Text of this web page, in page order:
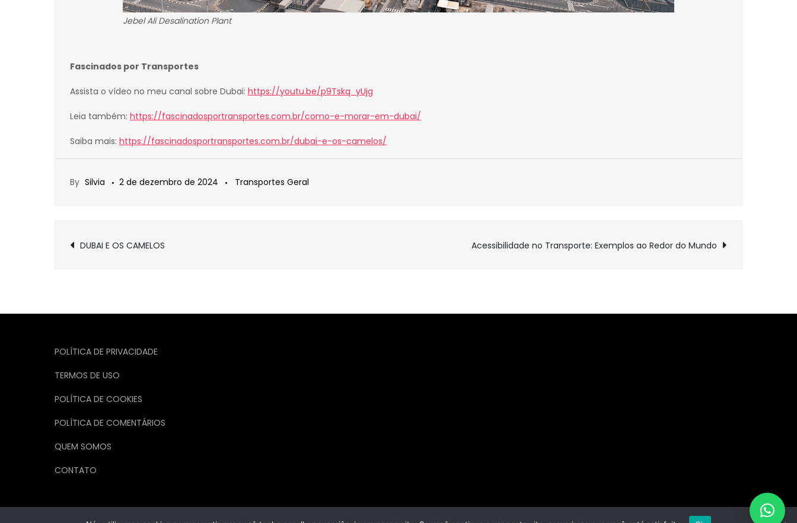
Jebel Ali Desalination Plant
Fascinados por Transportes
Assista o vídeo no meu canal sobre Dubai: https://youtu.be/p9Tskq_yUjg
Leia também: https://fascinadosportransportes.com.br/como-e-morar-em-dubai/
Saiba mais: https://fascinadosportransportes.com.br/dubai-e-os-camelos/
By Silvia 2 de dezembro de 2024 Transportes Geral
Navegação
Post
DUBAI E OS CAMELOS Acessibilidade no Transporte: Exemplos ao Redor do Mundo
POLÍTICA DE PRIVACIDADE
TERMOS DE USO
POLÍTICA DE COOKIES
POLÍTICA DE COMENTÁRIOS
QUEM SOMOS
CONTATO